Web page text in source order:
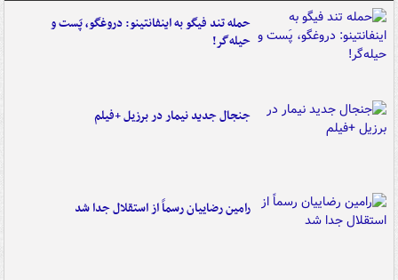
حمله تند فیگو به اینفانتینو: دروغگو، پَست‌ و
حیله‌گر!
جنجال جدید نیمار در برزیل +فیلم
رامین رضاییان رسماً از استقلال جدا شد